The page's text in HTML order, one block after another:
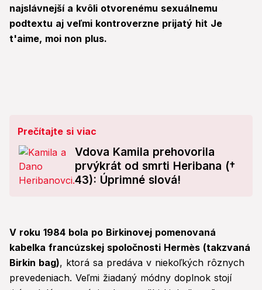
najslávnejší a kvôli otvorenému sexuálnemu
podtextu aj veľmi kontroverzne prijatý hit Je
t'aime, moi non plus.
Prečítajte si viac
Vdova Kamila prehovorila
prvýkrát od smrti Heribana (†
43): Úprimné slová!
V roku 1984 bola po Birkinovej pomenovaná
kabelka francúzskej spoločnosti Hermès (takzvaná
Birkin bag), ktorá sa predáva v niekoľkých rôznych
prevedeniach. Veľmi žiadaný módny doplnok stojí